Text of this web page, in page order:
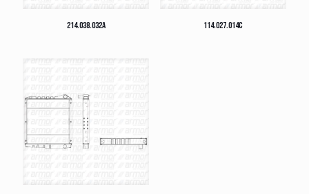
214.038.032A 114.027.014C